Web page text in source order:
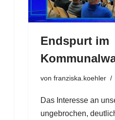
Endspurt im
von franziska.koehler
Das Interesse an
ungebrochen,